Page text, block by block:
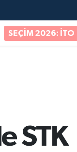
SEÇİM 2026: İTO
STK